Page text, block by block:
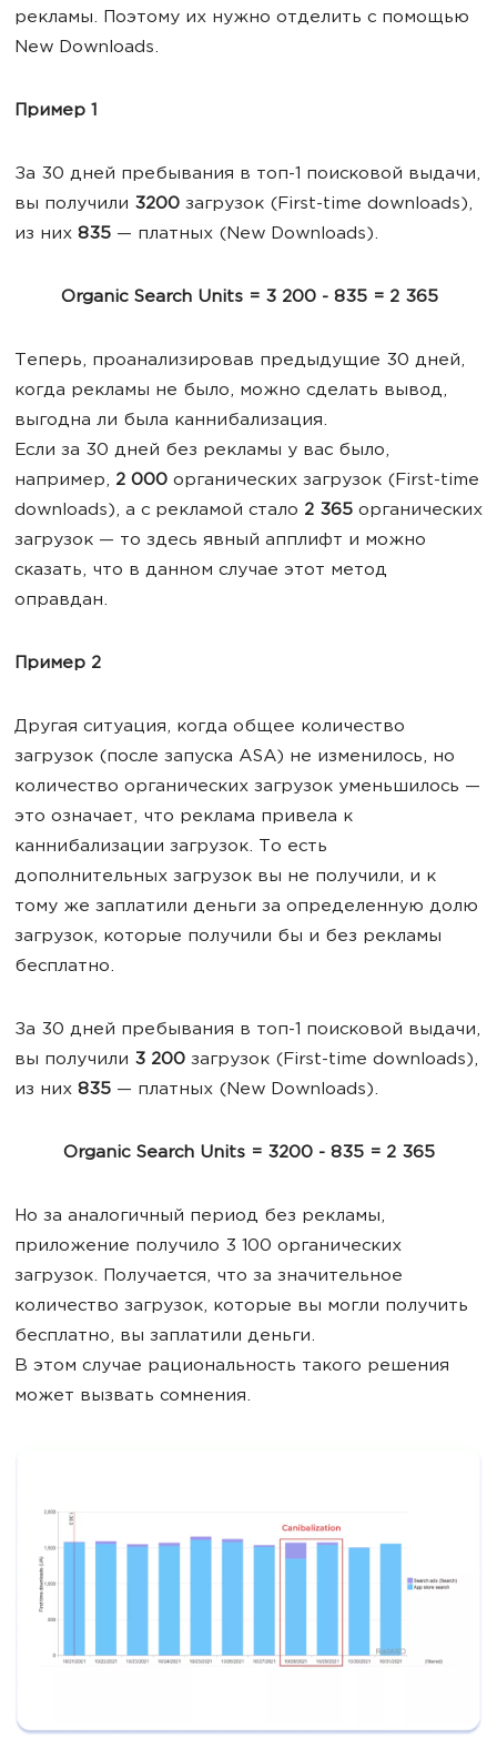
рекламы. Поэтому их нужно отделить с помощью
New Downloads.
Пример 1
За 30 дней пребывания в топ-1 поисковой выдачи,
вы получили 3200 загрузок (First-time downloads),
из них 835 — платных (New Downloads).
Organic Search Units = 3 200 - 835 = 2 365
Теперь, проанализировав предыдущие 30 дней,
когда рекламы не было, можно сделать вывод,
выгодна ли была каннибализация.
Если за 30 дней без рекламы у вас было,
например, 2 000 органических загрузок (First-time
downloads), а с рекламой стало 2 365 органических
загрузок — то здесь явный апплифт и можно
сказать, что в данном случае этот метод
оправдан.
Пример 2
Другая ситуация, когда общее количество
загрузок (после запуска ASA) не изменилось, но
количество органических загрузок уменьшилось —
это означает, что реклама привела к
каннибализации загрузок. То есть
дополнительных загрузок вы не получили, и к
тому же заплатили деньги за определенную долю
загрузок, которые получили бы и без рекламы
бесплатно.
За 30 дней пребывания в топ-1 поисковой выдачи,
вы получили 3 200 загрузок (First-time downloads),
из них 835 — платных (New Downloads).
Organic Search Units = 3200 - 835 = 2 365
Но за аналогичный период без рекламы,
приложение получило 3 100 органических
загрузок. Получается, что за значительное
количество загрузок, которые вы могли получить
бесплатно, вы заплатили деньги.
В этом случае рациональность такого решения
может вызвать сомнения.